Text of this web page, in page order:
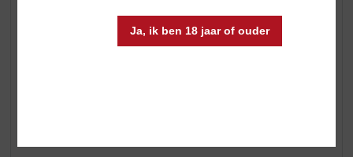
Ja, ik ben 18 jaar of ouder
heerlijke afwerking.
Reviews